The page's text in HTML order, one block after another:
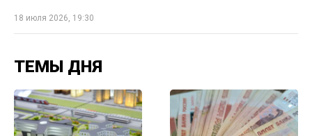
18 июля 2026, 19:30
ТЕМЫ ДНЯ